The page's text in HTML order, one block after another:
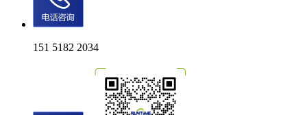
151 5182 2034